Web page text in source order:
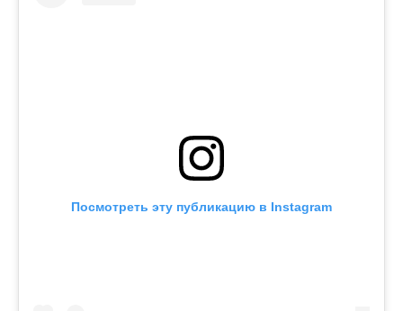
Посмотреть эту публикацию в Instagram